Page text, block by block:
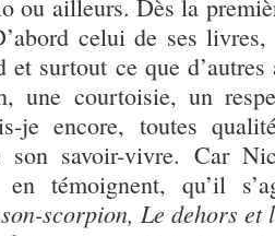
ou ailleurs. Dès la
celui de ses
et surtout ce que
une courtoisie, un
je encore, toutes
son savoir-vivre. Car
témoignent, qu’il
scorpion, Le dehors et